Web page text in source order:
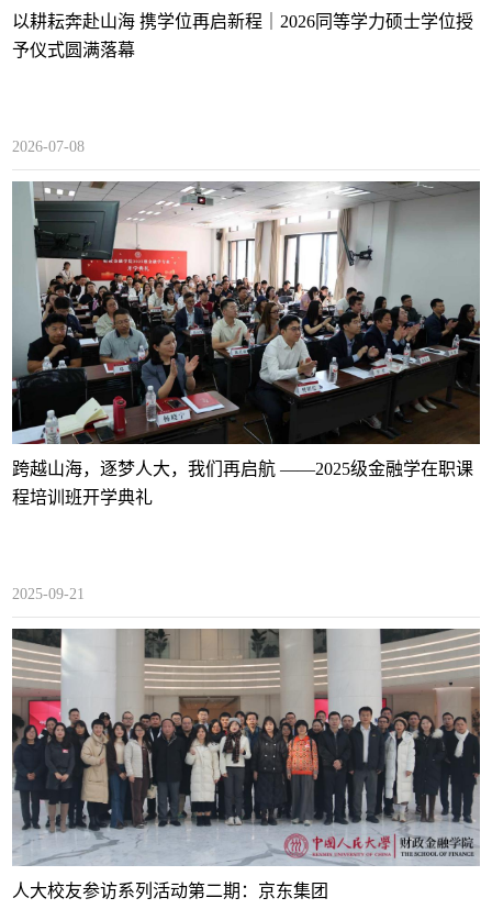
以耕耘奔赴山海 携学位再启新程｜2026同等学力硕士学位授
予仪式圆满落幕
2026-07-08
跨越山海，逐梦人大，我们再启航 ——2025级金融学在职课
程培训班开学典礼
2025-09-21
人大校友参访系列活动第二期：京东集团